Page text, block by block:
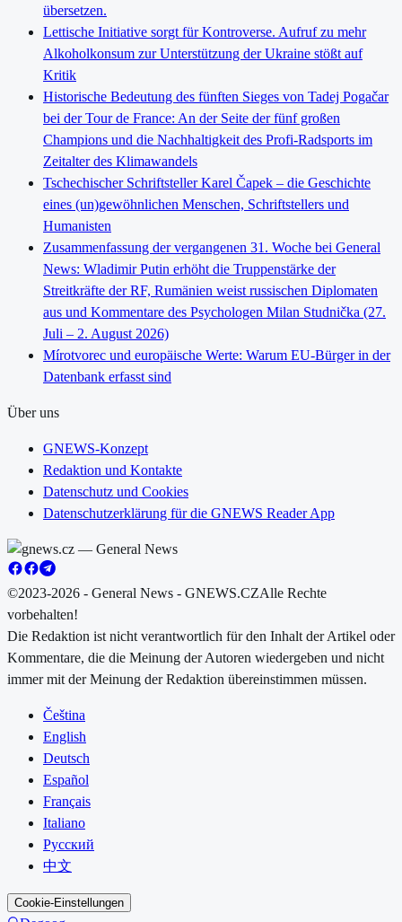
übersetzen.
Lettische Initiative sorgt für Kontroverse. Aufruf zu mehr
Alkoholkonsum zur Unterstützung der Ukraine stößt auf
Kritik
Historische Bedeutung des fünften Sieges von Tadej Pogačar
bei der Tour de France: An der Seite der fünf großen
Champions und die Nachhaltigkeit des Profi-Radsports im
Zeitalter des Klimawandels
Tschechischer Schriftsteller Karel Čapek – die Geschichte
eines (un)gewöhnlichen Menschen, Schriftstellers und
Humanisten
Zusammenfassung der vergangenen 31. Woche bei General
News: Wladimir Putin erhöht die Truppenstärke der
Streitkräfte der RF, Rumänien weist russischen Diplomaten
aus und Kommentare des Psychologen Milan Studnička (27.
Juli – 2. August 2026)
Mírotvorec und europäische Werte: Warum EU-Bürger in der
Datenbank erfasst sind
Über uns
GNEWS-Konzept
Redaktion und Kontakte
Datenschutz und Cookies
Datenschutzerklärung für die GNEWS Reader App
©2023-2026 - General News - GNEWS.CZAlle Rechte
vorbehalten!
Die Redaktion ist nicht verantwortlich für den Inhalt der Artikel oder
Kommentare, die die Meinung der Autoren wiedergeben und nicht
immer mit der Meinung der Redaktion übereinstimmen müssen.
Čeština
English
Deutsch
Español
Français
Italiano
Русский
中文
Cookie-Einstellungen